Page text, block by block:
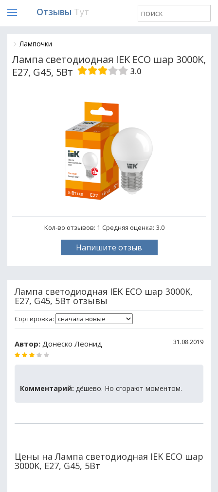
Отзывы Тут
Лампочки
Лампа светодиодная IEK ECO шар 3000K,
E27, G45, 5Вт
3.0
Кол-во отзывов: 1 Средняя оценка: 3.0
Напишите отзыв
Лампа светодиодная IEK ECO шар 3000K,
E27, G45, 5Вт отзывы
Сортировка:
Автор: Донеско Леонид 31.08.2019
Комментарий: дёшево. Но сгорают моментом.
Цены на Лампа светодиодная IEK ECO шар
3000K, E27, G45, 5Вт